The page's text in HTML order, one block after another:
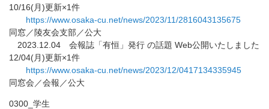
10/16(月)更新×1件
https://www.osaka-cu.net/news/2023/11/2816043135675
同窓／陵友会支部／公大
2023.12.04 会報誌「有恒」発行 の話題 Web公開いたしました
12/04(月)更新×1件
https://www.osaka-cu.net/news/2023/12/0417134335945
同窓会／会報／公大
0300_学生